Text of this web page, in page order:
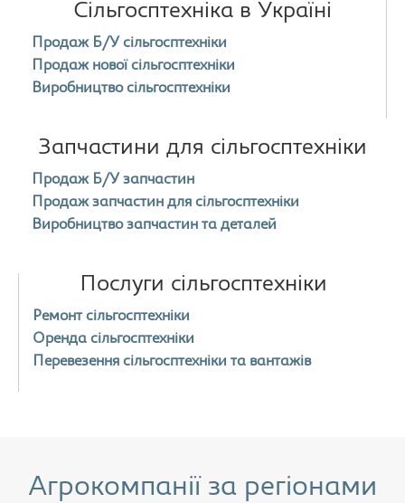
Сільгосптехніка в Україні
Продаж Б/У сільгосптехніки
Продаж нової сільгосптехніки
Виробництво сільгосптехніки
Запчастини для сільгосптехніки
Продаж Б/У запчастин
Продаж запчастин для сільгосптехніки
Виробництво запчастин та деталей
Послуги сільгосптехніки
Ремонт сільгосптехніки
Оренда сільгосптехніки
Перевезення сільгосптехніки та вантажів
Агрокомпанії за регіонами